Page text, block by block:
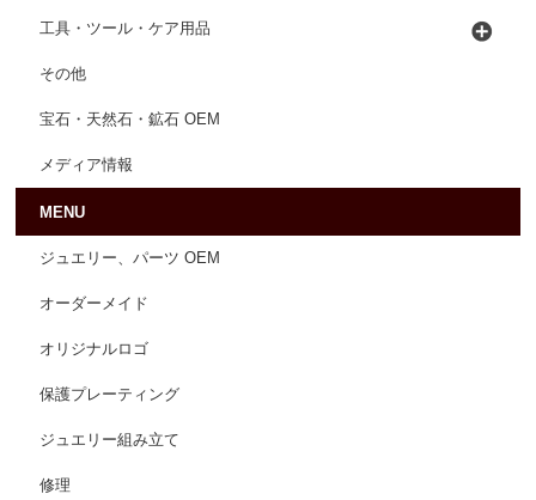
工具・ツール・ケア用品
その他
宝石・天然石・鉱石 OEM
メディア情報
MENU
ジュエリー、パーツ OEM
オーダーメイド
オリジナルロゴ
保護プレーティング
ジュエリー組み立て
修理